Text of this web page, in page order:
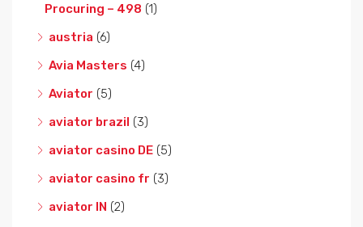
Procuring – 498 (1)
austria (6)
Avia Masters (4)
Aviator (5)
aviator brazil (3)
aviator casino DE (5)
aviator casino fr (3)
aviator IN (2)